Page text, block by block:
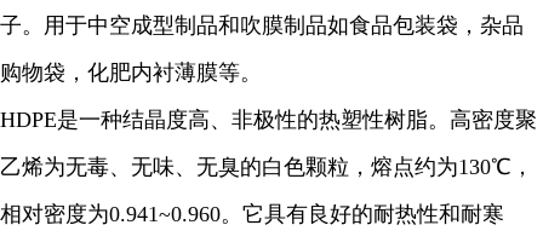
子。用于中空成型制品和吹膜制品如食品包装袋，杂品
购物袋，化肥内衬薄膜等。
HDPE是一种结晶度高、非极性的热塑性树脂。高密度聚
乙烯为无毒、无味、无臭的白色颗粒，熔点约为130℃，
相对密度为0.941~0.960。它具有良好的耐热性和耐寒